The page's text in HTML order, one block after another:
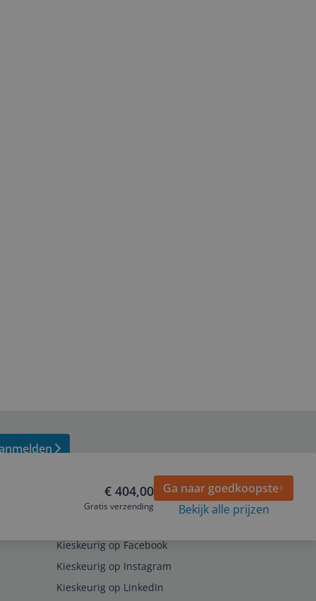
€ 404,00
Gratis verzending
Ga naar goedkoopste
Bekijk alle prijzen
Kieskeurig op Facebook
Kieskeurig op Instagram
Kieskeurig op LinkedIn